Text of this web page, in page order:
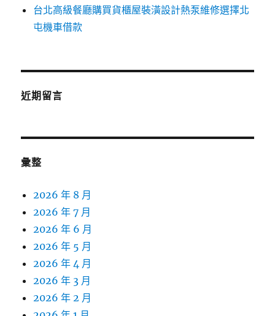
台北高級餐廳購買貨櫃屋裝潢設計熱泵維修選擇北
屯機車借款
近期留言
彙整
2026 年 8 月
2026 年 7 月
2026 年 6 月
2026 年 5 月
2026 年 4 月
2026 年 3 月
2026 年 2 月